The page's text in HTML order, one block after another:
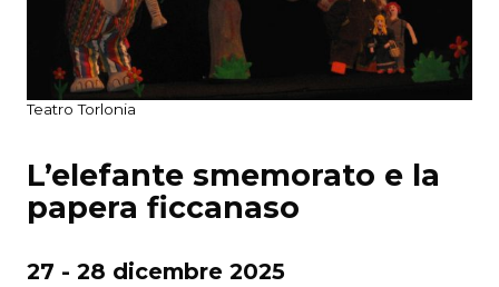
Teatro Torlonia
L’elefante smemorato e la
papera ficcanaso
27 - 28 dicembre 2025